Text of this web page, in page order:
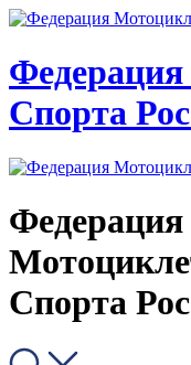
Спорта
Федерация
Спорта